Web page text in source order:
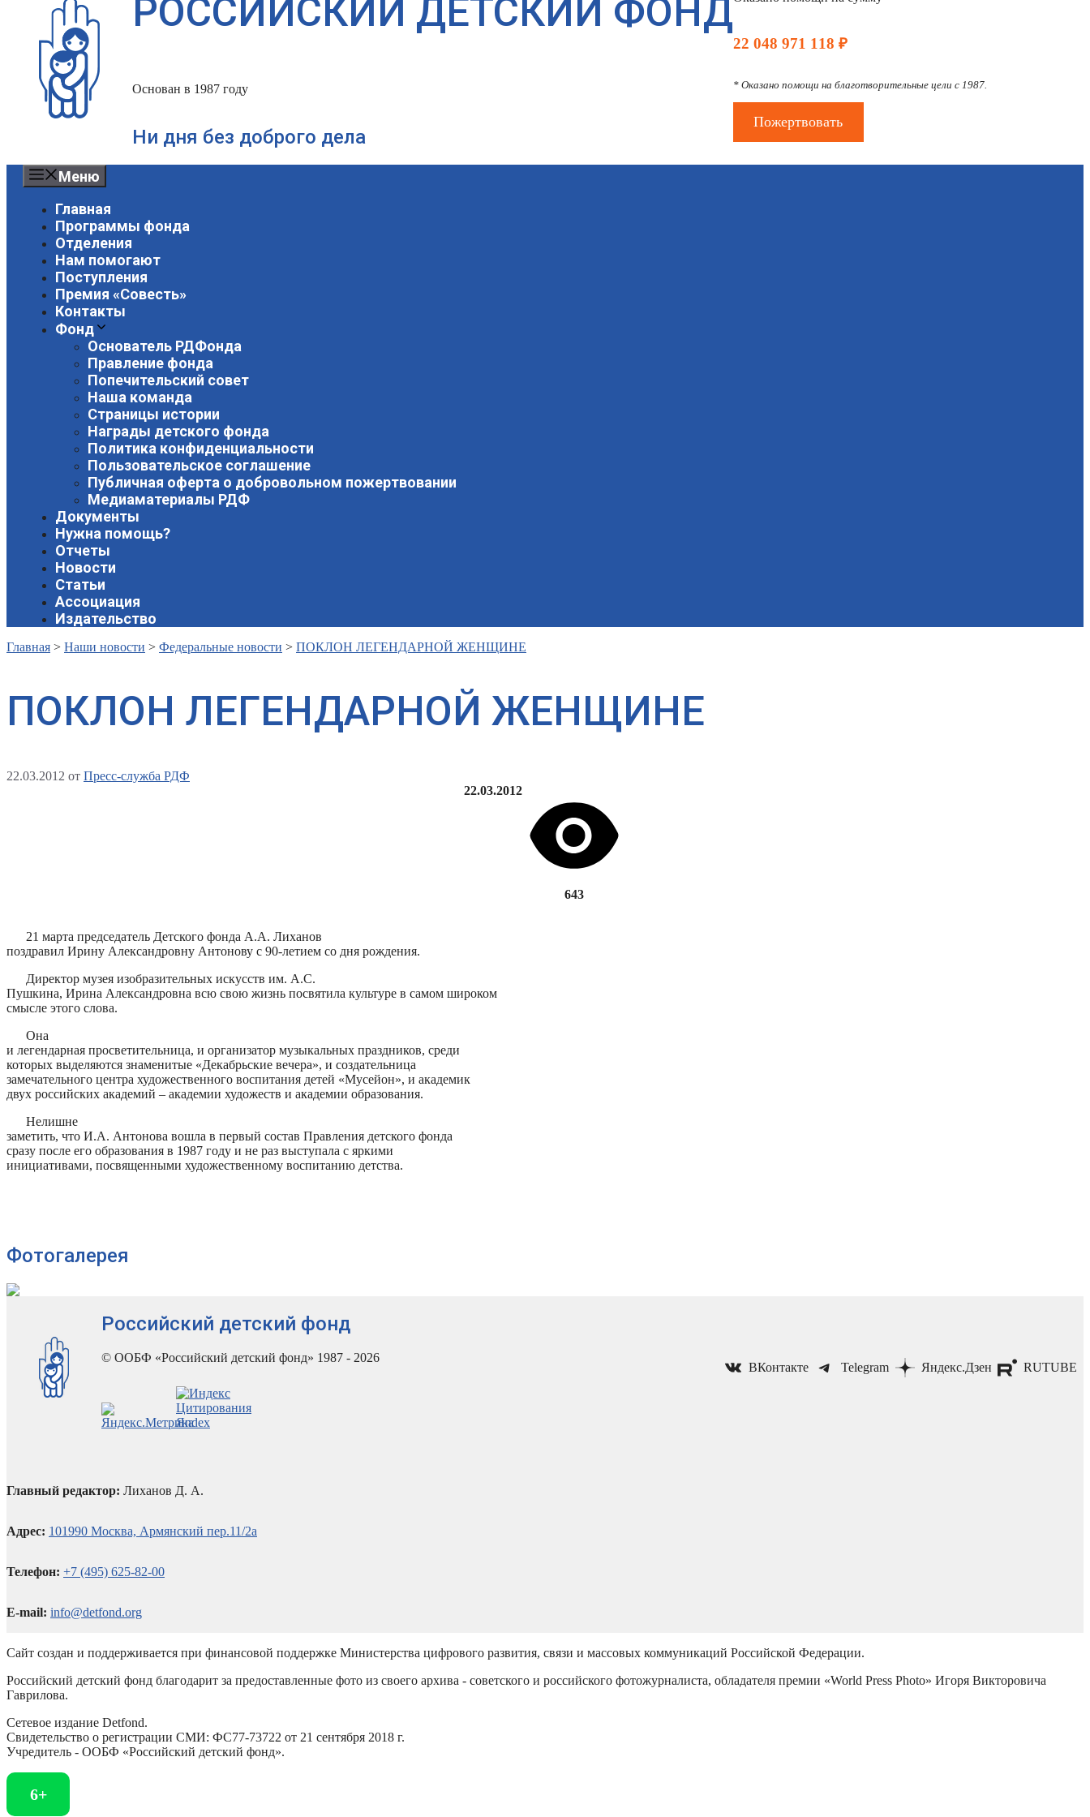
РОССИЙСКИЙ ДЕТСКИЙ ФОНД
Основан в 1987 году
Ни дня без доброго дела
22 048 971 118 ₽
* Оказано помощи на благотворительные цели с 1987.
Пожертвовать
Меню
Главная
Программы фонда
Отделения
Нам помогают
Поступления
Премия «Совесть»
Контакты
Фонд
Основатель РДФонда
Правление фонда
Попечительский совет
Наша команда
Страницы истории
Награды детского фонда
Политика конфиденциальности
Пользовательское соглашение
Публичная оферта о добровольном пожертвовании
Медиаматериалы РДФ
Документы
Нужна помощь?
Отчеты
Новости
Статьи
Ассоциация
Издательство
Главная > Наши новости > Федеральные новости > ПОКЛОН ЛЕГЕНДАРНОЙ ЖЕНЩИНЕ
ПОКЛОН ЛЕГЕНДАРНОЙ ЖЕНЩИНЕ
22.03.2012 от Пресс-служба РДФ
22.03.2012
643
21 марта председатель Детского фонда А.А. Лиханов
поздравил Ирину Александровну Антонову с 90-летием со дня рождения.
Директор музея изобразительных искусств им. А.С.
Пушкина, Ирина Александровна всю свою жизнь посвятила культуре в самом широком
смысле этого слова.
Она
и легендарная просветительница, и организатор музыкальных праздников, среди
которых выделяются знаменитые «Декабрьские вечера», и создательница
замечательного центра художественного воспитания детей «Мусейон», и академик
двух российских академий – академии художеств и академии образования.
Нелишне
заметить, что И.А. Антонова вошла в первый состав Правления детского фонда
сразу после его образования в 1987 году и не раз выступала с яркими
инициативами, посвященными художественному воспитанию детства.
Фотогалерея
Российский детский фонд
© ООБФ «Российский детский фонд» 1987 - 2026
ВКонтакте Telegram Яндекс.Дзен RUTUBE
Главный редактор: Лиханов Д. А.
Адрес: 101990 Москва, Армянский пер.11/2а
Телефон: +7 (495) 625-82-00
E-mail: info@detfond.org
Сайт создан и поддерживается при финансовой поддержке Министерства цифрового развития, связи и массовых коммуникаций Российской Федерации.
Российский детский фонд благодарит за предоставленные фото из своего архива - советского и российского фотожурналиста, обладателя премии «World Press Photo» Игоря Викторовича
Гаврилова.
Сетевое издание Detfond.
Свидетельство о регистрации СМИ: ФС77-73722 от 21 сентября 2018 г.
Учредитель - ООБФ «Российский детский фонд».
6+